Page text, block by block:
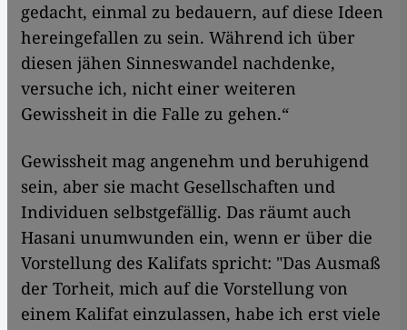
gedacht, einmal zu bedauern, auf diese Ideen
hereingefallen zu sein. Während ich über
diesen jähen Sinneswandel nachdenke,
versuche ich, nicht einer weiteren
Gewissheit in die Falle zu gehen.“
Gewissheit mag angenehm und beruhigend
sein, aber sie macht Gesellschaften und
Individuen selbstgefällig. Das räumt auch
Hasani unumwunden ein, wenn er über die
Vorstellung des Kalifats spricht: "Das Ausmaß
der Torheit, mich auf die Vorstellung von
einem Kalifat einzulassen, habe ich erst viele